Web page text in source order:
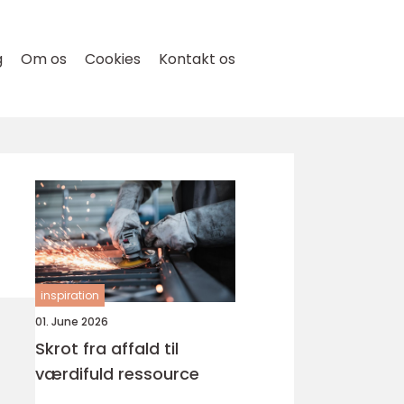
Om os Cookies Kontakt os
inspiration
01. June 2026
Skrot fra affald til
værdifuld ressource